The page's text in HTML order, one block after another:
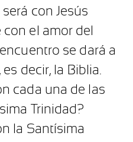
con Jesús
el amor del
se dará a
decir, la Biblia.
cada una de las
Trinidad?
la Santísima